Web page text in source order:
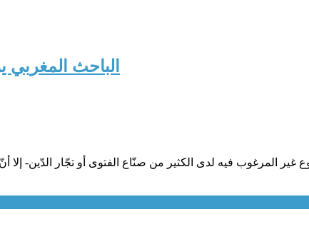
الباحث المغربي يوسف هريمة
المرغوب فيه لدى الكثير من صنّاع الفتوى أو تجّار الدّين- إلا أنّ